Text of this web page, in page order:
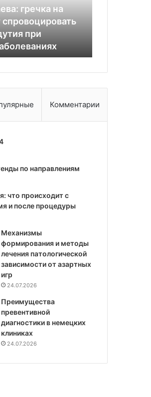
в числе лучших
снижения
Комментарии
по направлениям
что происходит с
и после процедуры
Механизмы
формирования и методы
лечения патологической
зависимости от азартных
игр
24.07.2026
Преимущества
превентивной
диагностики в немецких
клиниках
24.07.2026